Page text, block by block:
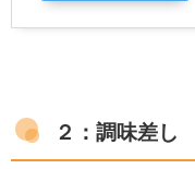
２：調味差